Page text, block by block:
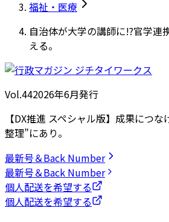
福祉・医療
自治体が大学の講師に!?官学連
える。
Vol.442026年6月発行
【DX推進 スペシャル版】成果につ
整理”にあり。
最新号＆Back Number
最新号＆Back Number
個人配送を希望する
個人配送を希望する